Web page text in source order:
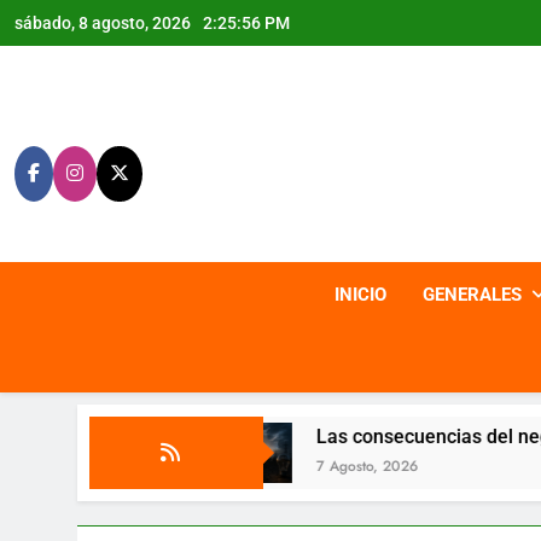
Saltar
al
sábado, 8 agosto, 2026 2:25:58 PM
INICIO GENERALES
Las consecuencias del negacionismo
7 Agosto, 2026